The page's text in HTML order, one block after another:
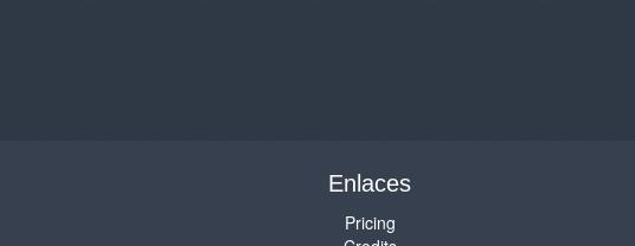
Enlaces
Pricing